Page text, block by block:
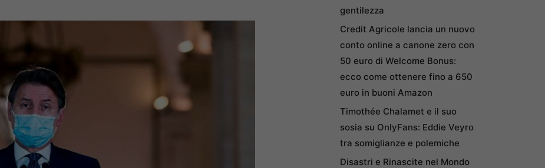
gentilezza
Credit Agricole lancia un nuovo
conto online a canone zero con
50 euro di Welcome Bonus:
ecco come ottenere fino a 650
euro in buoni Amazon
Timothée Chalamet e il suo
sosia su OnlyFans: Eddie Veyro
tra somiglianze e polemiche
Disastri e Rinascite nel Mondo